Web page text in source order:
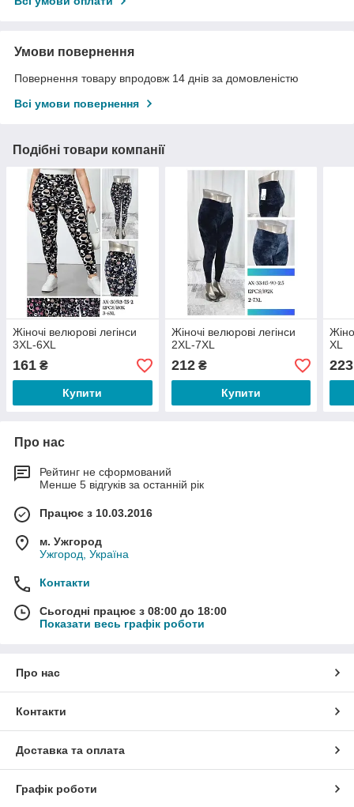
Умови повернення
Повернення товару впродовж 14 днів за домовленістю
Всі умови повернення
Подібні товари компанії
Жіночі велюрові легінси
3XL-6XL
161 ₴
Купити
Жіночі велюрові легінси
2XL-7XL
212₴
Купити
XL
223
Про нас
Рейтинг не сформований
Менше 5 відгуків за останній рік
Працює з 10.03.2016
м. Ужгород
Ужгород, Україна
Контакти
Сьогодні працює з 08:00 до 18:00
Показати весь графік роботи
Про нас
Контакти
Доставка та оплата
Графік роботи